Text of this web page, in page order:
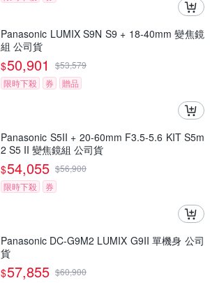
Panasonic LUMIX S9N S9 + 18-40mm 變焦鏡
組 公司貨
$50,901 $53,579
限時下殺
券 贈品
Panasonic S5II + 20-60mm F3.5-5.6 KIT S5m
2 S5 II 變焦鏡組 公司貨
$54,055 $56,900
限時下殺
券
Panasonic DC-G9M2 LUMIX G9II 單機身 公司
貨
$57,855 $60,900